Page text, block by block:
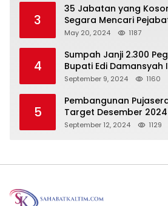
3
35 Jabatan yang
Segara Mencari
May 20, 2024 1187
4
Sumpah Janji 2.300
Bupati Edi Damansyah
Tanggung Jawab Baru
September 9, 2024 1160
5
Pembangunan
Target Desember
September 12, 2024 1129